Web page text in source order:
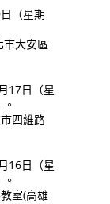
（星期
市大安區
17日（星
四維路
16日（星
室(高雄